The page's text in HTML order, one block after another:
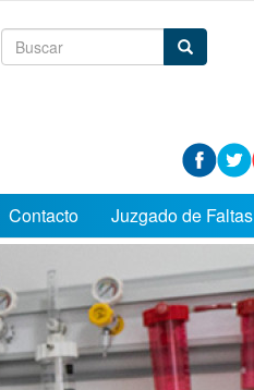
Formulario
Contacto Juzgado de Faltas